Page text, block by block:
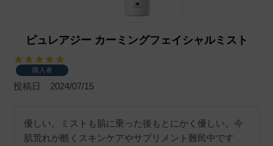
ピュレアジー カーミングフェイシャルミスト
購入者
投稿日 2024/07/15
優しい。ミストも肌に乗った後もとにかく優しい。今
肌荒れが酷くスキンケアやサプリメント難民中です